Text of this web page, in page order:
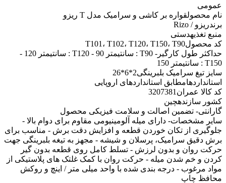
عمومی
نام محصولقواره بر کاشی و سرامیک مدل T ریزو
برندریزو / Rizo
منبع تغذیهدستی
کد محصولT101، T102، T120، T150، T90
حداکثر طول کارگیر
- T90 : سانتیمتر 90 - T120 : سانتیمتر 120 -
T150 : سانتیمتر 150
سایز تیغ سرامیک بلبرینگی2*6*26
استانداردهامطابق استانداردهای اروپایی
کد کالا عمران 3207381
کشور سازندهچین
گارانتی- تضمین اصالت و سلامت فیزیکی محصول
سایر مشخصات- دارای میله آلومینیومی مقاوم برای دوام بالا -
جلوگیری از تکان خوردن قطعه و افزایش دقت برش - مناسب برای
برش دقیق سرامیک، پرسلان و شیشه - مجهز به تیغه بلبرینگی جهت
حرکت روان و بدون لرزش - تسلط کامل روی قطعه بدون گیر
کردن و خم شدن میله - حرکت روان با کمک غلتک های پلاستیکی از
مواد مرغوب - درجه بندی شده با واحد میلی متر / اینچ و روکش
محافظ چاپ